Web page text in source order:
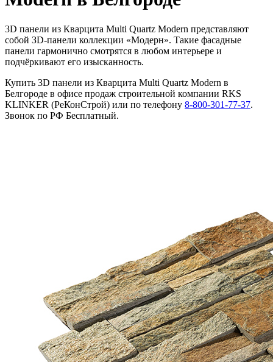
3D панели из Кварцита Multi Quartz Modern представляют
собой ЗD-панели коллекции «Модерн». Такие фасадные
панели гармонично смотрятся в любом интерьере и
подчёркивают его изысканность.
Купить 3D панели из Кварцита Multi Quartz Modern в
Белгороде в офисе продаж строительной компании RKS
KLINKER (РеКонСтрой) или по телефону 8-800-301-77-37.
Звонок по РФ Бесплатный.